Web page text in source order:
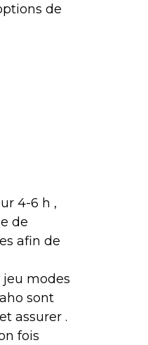
de
4-6 h ,
de
afin de
modes
sont
assurer .
fois